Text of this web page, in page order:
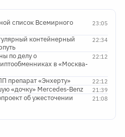
23:05
список Всемирного
22:34
контейнерный
22:12
по делу о
в «Москва-
22:12
препарат «Энхерту»
21:39
«дочку» Mercedes-Benz
21:08
об ужесточении